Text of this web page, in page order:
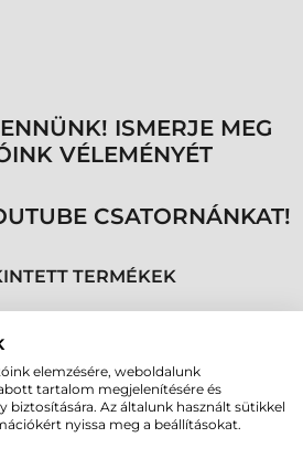
ISMERJE MEG
VÉLEMÉNYÉT
CSATORNÁNKAT!
TERMÉKEK
elemzésére, weboldalunk
tartalom megjelenítésére és
biztosítására. Az általunk használt sütikkel
nyissa meg a beállításokat.